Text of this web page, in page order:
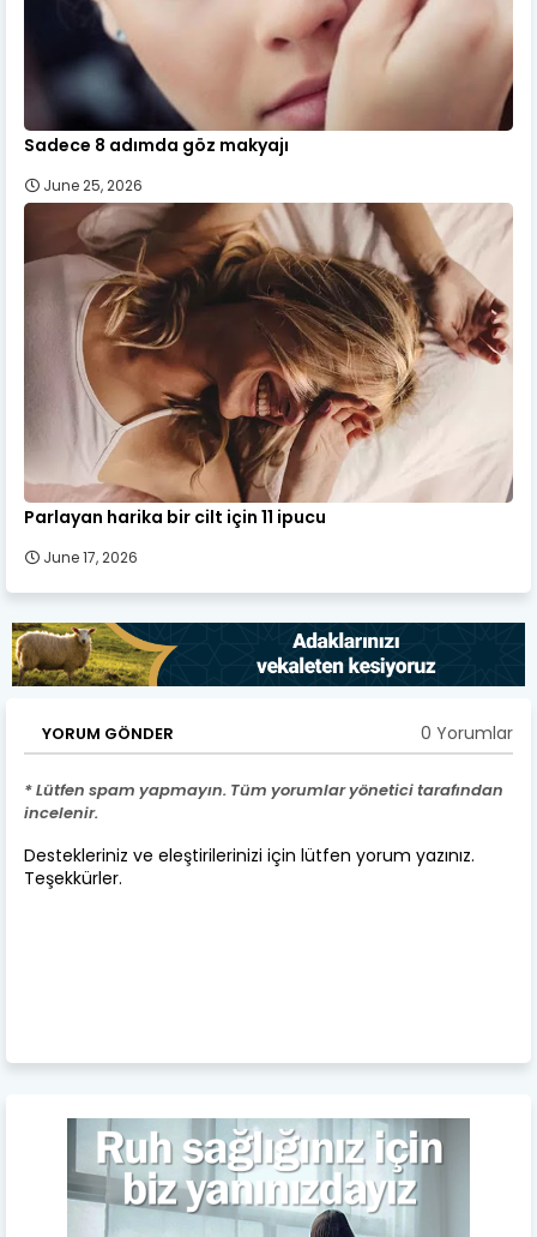
Sadece 8 adımda göz makyajı
June 25, 2026
Parlayan harika bir cilt için 11 ipucu
June 17, 2026
YORUM GÖNDER 0 Yorumlar
* Lütfen spam yapmayın. Tüm yorumlar yönetici tarafından
incelenir.
Destekleriniz ve eleştirilerinizi için lütfen yorum yazınız.
Teşekkürler.